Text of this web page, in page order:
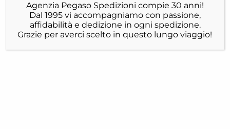
Agenzia Pegaso Spedizioni compie 30 anni!
Dal 1995 vi accompagniamo con passione,
affidabilità e dedizione in ogni spedizione.
Grazie per averci scelto in questo lungo viaggio!